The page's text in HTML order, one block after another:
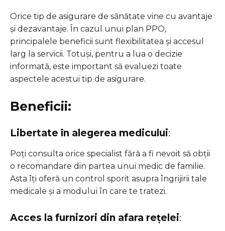
Orice tip de asigurare de sănătate vine cu avantaje
și dezavantaje. În cazul unui plan PPO,
principalele beneficii sunt flexibilitatea și accesul
larg la servicii. Totuși, pentru a lua o decizie
informată, este important să evaluezi toate
aspectele acestui tip de asigurare.
Beneficii:
Libertate în alegerea medicului:
Poți consulta orice specialist fără a fi nevoit să obții
o recomandare din partea unui medic de familie.
Asta îți oferă un control sporit asupra îngrijirii tale
medicale și a modului în care te tratezi.
Acces la furnizori din afara rețelei: